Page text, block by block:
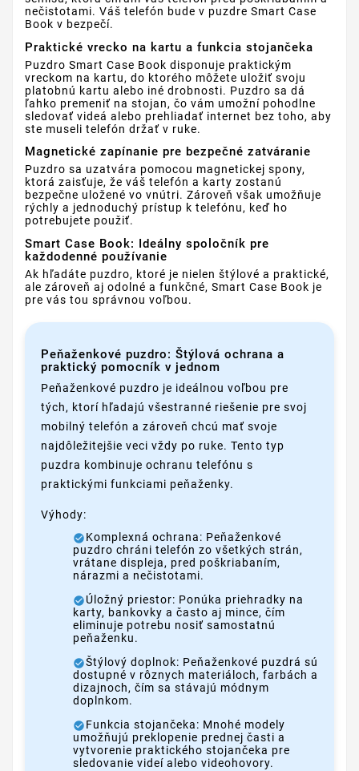
nečistotami. Váš telefón bude v puzdre Smart Case
Book v bezpečí.
Praktické vrecko na kartu a funkcia stojančeka
Puzdro Smart Case Book disponuje praktickým
vreckom na kartu, do ktorého môžete uložiť svoju
platobnú kartu alebo iné drobnosti. Puzdro sa dá
ľahko premeniť na stojan, čo vám umožní pohodlne
sledovať videá alebo prehliadať internet bez toho, aby
ste museli telefón držať v ruke.
Magnetické zapínanie pre bezpečné zatváranie
Puzdro sa uzatvára pomocou magnetickej spony,
ktorá zaisťuje, že váš telefón a karty zostanú
bezpečne uložené vo vnútri. Zároveň však umožňuje
rýchly a jednoduchý prístup k telefónu, keď ho
potrebujete použiť.
Smart Case Book: Ideálny spoločník pre
každodenné používanie
Ak hľadáte puzdro, ktoré je nielen štýlové a praktické,
ale zároveň aj odolné a funkčné, Smart Case Book je
pre vás tou správnou voľbou.
Peňaženkové puzdro: Štýlová ochrana a
praktický pomocník v jednom
Peňaženkové puzdro je ideálnou voľbou pre
tých, ktorí hľadajú všestranné riešenie pre svoj
mobilný telefón a zároveň chcú mať svoje
najdôležitejšie veci vždy po ruke. Tento typ
puzdra kombinuje ochranu telefónu s
praktickými funkciami peňaženky.
Výhody:
Komplexná ochrana: Peňaženkové
puzdro chráni telefón zo všetkých strán,
vrátane displeja, pred poškriabaním,
nárazmi a nečistotami.
Úložný priestor: Ponúka priehradky na
karty, bankovky a často aj mince, čím
eliminuje potrebu nosiť samostatnú
peňaženku.
Štýlový doplnok: Peňaženkové puzdrá sú
dostupné v rôznych materiáloch, farbách a
dizajnoch, čím sa stávajú módnym
doplnkom.
Funkcia stojančeka: Mnohé modely
umožňujú preklopenie prednej časti a
vytvorenie praktického stojančeka pre
sledovanie videí alebo videohovory.